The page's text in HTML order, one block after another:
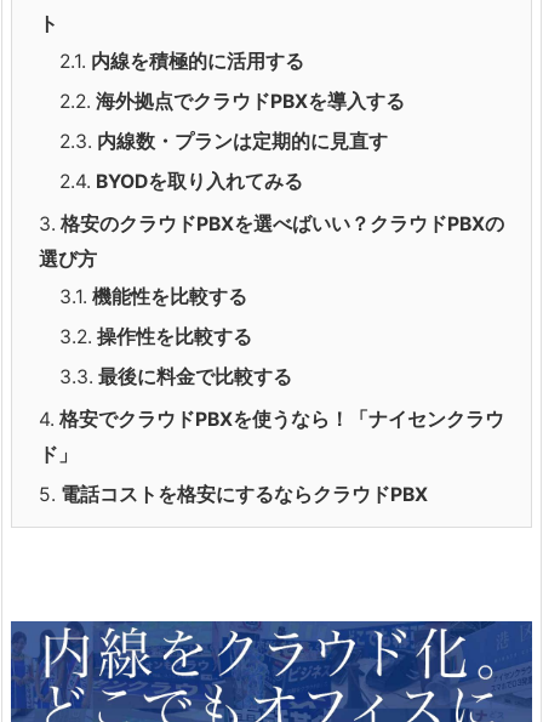
ト
2.1. 内線を積極的に活用する
2.2. 海外拠点でクラウドPBXを導入する
2.3. 内線数・プランは定期的に見直す
2.4. BYODを取り入れてみる
3. 格安のクラウドPBXを選べばいい？クラウドPBXの
選び方
3.1. 機能性を比較する
3.2. 操作性を比較する
3.3. 最後に料金で比較する
4. 格安でクラウドPBXを使うなら ！「ナイセンクラウ
ド」
5. 電話コストを格安にするならクラウドPBX